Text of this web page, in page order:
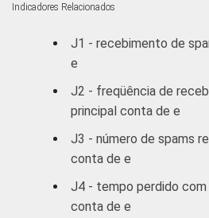
RENDA
FAMILIAR
ATÉ R$300
R$301-
R$500
R$501-
Indicadores Relacionados
J1 - recebimento de
e
J2 - freqüência de
principal conta de e
J3 - número de spams
conta de e
J4 - tempo perdido com
conta de e